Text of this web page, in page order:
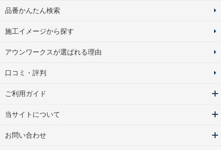
品番かんたん検索
施工イメージから探す
アウンワークスが選ばれる理由
口コミ・評判
ご利用ガイド
当サイトについて
お問い合わせ